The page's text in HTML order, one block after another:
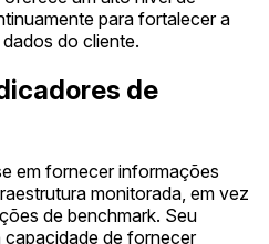
para fortalecer a
do cliente.
de
em fornecer informações
monitorada, em vez
de benchmark. Seu
capacidade de fornecer